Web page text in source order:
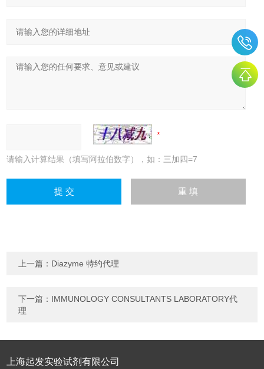
请输入计算结果（填写阿拉伯数字），如：三加四=7
上一篇： Diazyme 特约代理
下一篇： IMMUNOLOGY CONSULTANTS LABORATORY代
理
上海起发实验试剂有限公司